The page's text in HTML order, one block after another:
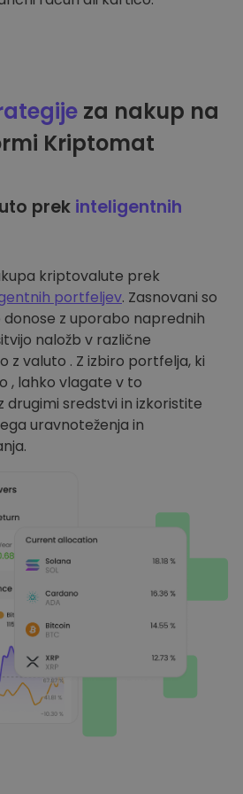
za nakup na
Kriptomat
prek inteligentnih
kriptovalute prek
portfeljev. Zasnovani so
z uporabo naprednih
naložb v različne
z valuto . Z izbiro portfelja, ki
, lahko vlagate v to
drugimi sredstvi in izkoristite
uravnoteženja in